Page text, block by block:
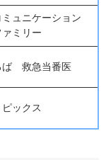
ミュニケーション
ミリー
ば 救急当番医
ックス